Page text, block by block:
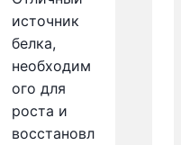
источник
белка,
необходим
ого для
роста и
восстановл